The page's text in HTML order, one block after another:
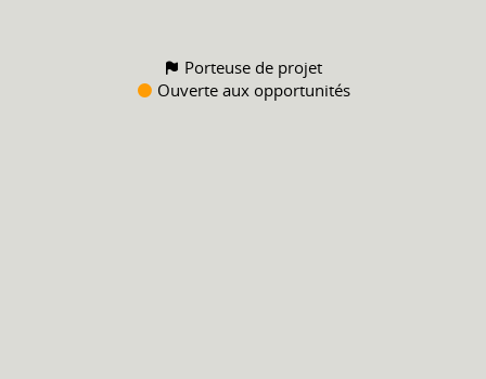
Porteuse de projet
Ouverte aux opportunités